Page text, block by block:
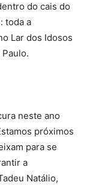
do cais do
toda a
Lar dos Idosos
neste ano
próximos
para se
a
Natálio,